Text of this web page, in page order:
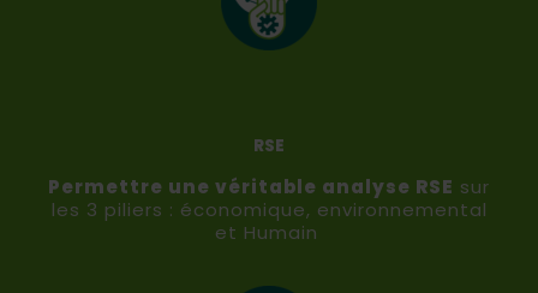
RSE
Permettre une véritable analyse RSE sur
les 3 piliers : économique, environnemental
et Humain